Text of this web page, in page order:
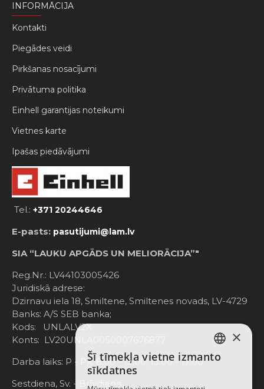
INFORMĀCIJA
Kontakti
Piegādes veidi
Pirkšanas nosacījumi
Privātuma politika
Einhell garantijas noteikumi
Vietnes karte
Ipašas piedāvājumi
Tel.: +371 20244646
E-pasts: pasutijumi@lam.lv
SIA “LAUKU APGĀDS UN MELIORĀCIJA”"
Reg.Nr.: LV44103005426
Juridiskā adrese:
Dzirnavu iela 18, Smiltene, Smiltenes novads, LV-4729
Banks: A/S SEB banka;
Kods: UNLALV2X
Konts: LV20UNLA0050007676877
Darba laiks: P - Pk. 8:00 - 12:00; 13:00 - 17:00
Sestdiena, Sv. - Brīvdiena
LATVIAN
×
Šī tīmekļa vietne izmanto
sīkdatnes